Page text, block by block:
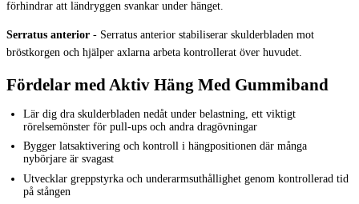
förhindrar att ländryggen svankar under hänget.
Serratus anterior - Serratus anterior stabiliserar skulderbladen mot
bröstkorgen och hjälper axlarna arbeta kontrollerat över huvudet.
Fördelar med Aktiv Häng Med Gummiband
Lär dig dra skulderbladen nedåt under belastning, ett viktigt
rörelsemönster för pull-ups och andra dragövningar
Bygger latsaktivering och kontroll i hängpositionen där många
nybörjare är svagast
Utvecklar greppstyrka och underarmsuthållighet genom kontrollerad tid
på stången